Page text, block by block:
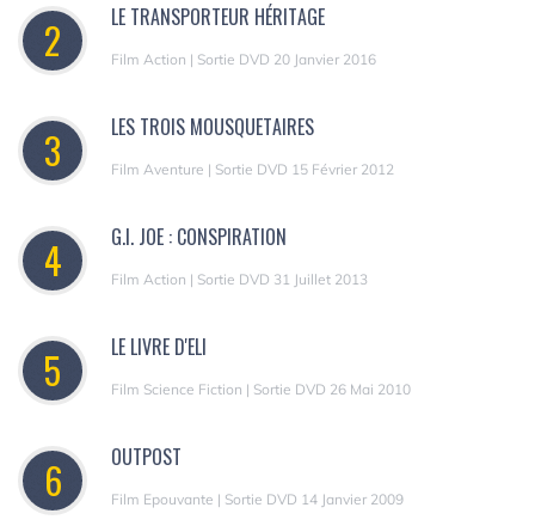
2 LE TRANSPORTEUR HÉRITAGE
Film Action | Sortie DVD 20 Janvier 2016
3 LES TROIS MOUSQUETAIRES
Film Aventure | Sortie DVD 15 Février 2012
4 G.I. JOE : CONSPIRATION
Film Action | Sortie DVD 31 Juillet 2013
5 LE LIVRE D'ELI
Film Science Fiction | Sortie DVD 26 Mai 2010
6 OUTPOST
Film Epouvante | Sortie DVD 14 Janvier 2009